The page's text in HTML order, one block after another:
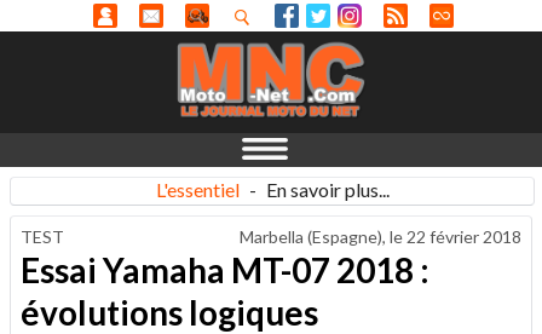
L'essentiel - En savoir plus...
TEST Marbella (Espagne), le 22 février 2018
Essai Yamaha MT-07 2018 :
évolutions logiques